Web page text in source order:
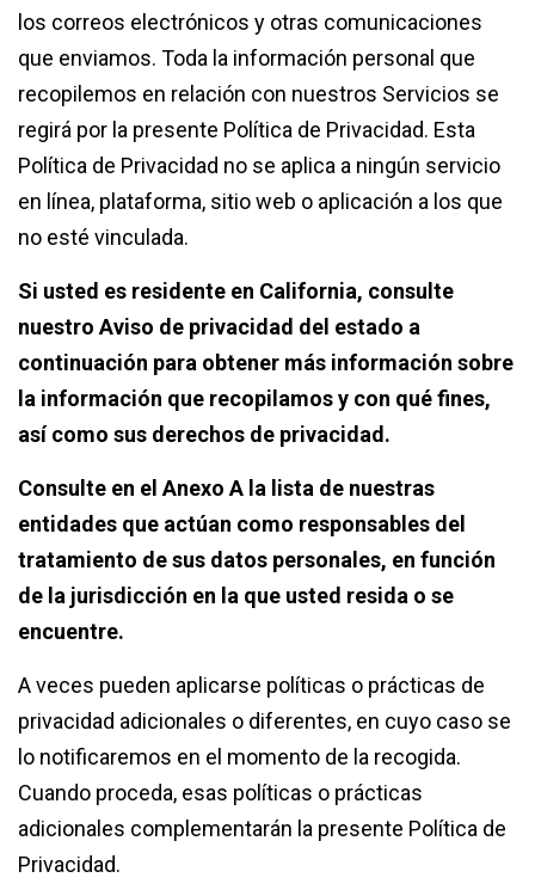
los correos electrónicos y otras comunicaciones
que enviamos. Toda la información personal que
recopilemos en relación con nuestros Servicios se
regirá por la presente Política de Privacidad. Esta
Política de Privacidad no se aplica a ningún servicio
en línea, plataforma, sitio web o aplicación a los que
no esté vinculada.
Si usted es residente en California, consulte
nuestro Aviso de privacidad del estado a
continuación para obtener más información sobre
la información que recopilamos y con qué fines,
así como sus derechos de privacidad.
Consulte en el Anexo A la lista de nuestras
entidades que actúan como responsables del
tratamiento de sus datos personales, en función
de la jurisdicción en la que usted resida o se
encuentre.
A veces pueden aplicarse políticas o prácticas de
privacidad adicionales o diferentes, en cuyo caso se
lo notificaremos en el momento de la recogida.
Cuando proceda, esas políticas o prácticas
adicionales complementarán la presente Política de
Privacidad.